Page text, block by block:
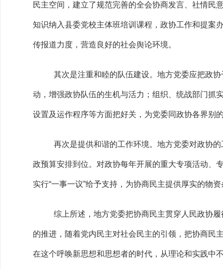
民主空间，建立了规范完善的全会协商发言、社情民
知识纳入县委党校主体班培训课程，政协工作和提案
传报道力度，营造良好的社会舆论环境。
其次是注重和睦的队伍建设。地方党委应把政
动，增强政协队伍的生机与活力；组织、统战部门抓
设置及运作程序等方面把好关，为党委同政协各界别
再次是提供和谐的工作环境。地方党委对政协
政预算安排到位。对政协每年开展的重大专项活动、
实行“一事一议”给予支持，为协商民主提供厚实的物
综上所述，地方党委把协商民主贯穿人民政协
的推进，随着党内民主对社会民主的引领，把协商
在这个呼唤新思想和思想者的时代，从理论和实践中